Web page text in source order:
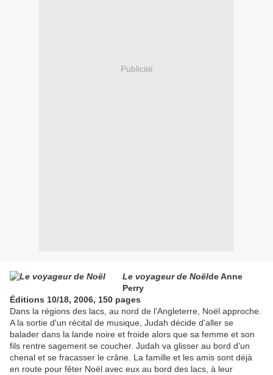
Publicité
Le voyageur de Noëlde Anne
Perry
Éditions 10/18, 2006, 150 pages
Dans la régions des lacs, au nord de l'Angleterre, Noël approche.
A la sortie d'un récital de musique, Judah décide d'aller se
balader dans la lande noire et froide alors que sa femme et son
fils rentre sagement se coucher. Judah va glisser au bord d'un
chenal et se fracasser le crâne. La famille et les amis sont déjà
en route pour fêter Noël avec eux au bord des lacs, à leur